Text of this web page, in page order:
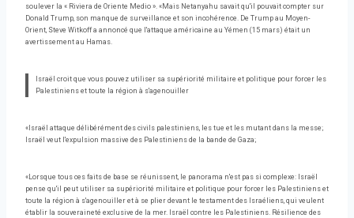
soulever la « Riviera de Oriente Medio ». «Mais Netanyahu savait qu'il pouvait compter sur
Donald Trump, son manque de surveillance et son incohérence. De Trump au Moyen-
Orient, Steve Witkoff a annoncé que l'attaque américaine au Yémen (15 mars) était un
avertissement au Hamas.
Israël croit que vous pouvez utiliser sa supériorité militaire et politique pour forcer les
Palestiniens et toute la région à s'agenouiller
«Israël attaque délibérément des civils palestiniens, les tue et les mutant dans la messe;
Israël veut l'expulsion massive des Palestiniens de la bande de Gaza;
«Lorsque tous ces faits de base se réunissent, le panorama n'est pas si complexe: Israël
pense qu'il peut utiliser sa supériorité militaire et politique pour forcer les Palestiniens et
toute la région à s'agenouiller et à se plier devant le testament des Israéliens, qui veulent
établir la souveraineté exclusive de la mer. Israël contre les Palestiniens. Résilience des